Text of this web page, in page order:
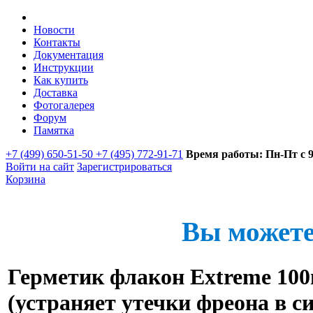
Новости
Контакты
Документация
Инструкции
Как купить
Доставка
Фотогалерея
Форум
Памятка
+7 (499) 650-51-50 +7 (495) 772-91-71 Время работы: Пн-Пт с
Войти на сайт Зарегистрироваться
Корзина
Вы
Герметик флакон Extreme
(устраняет утечки фреона в